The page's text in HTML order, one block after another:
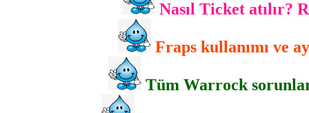
Nasıl Ticket atılır?
Fraps kullanımı ve
Tüm Warrock